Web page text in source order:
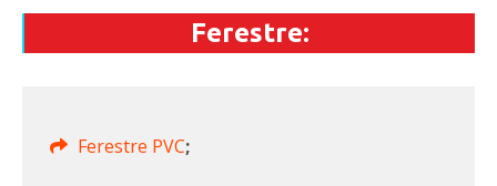
Ferestre:
Ferestre PVC;